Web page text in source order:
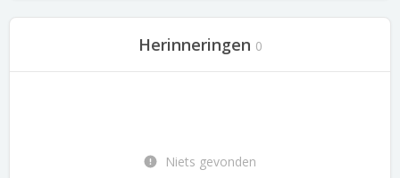
Herinneringen 0
Niets gevonden